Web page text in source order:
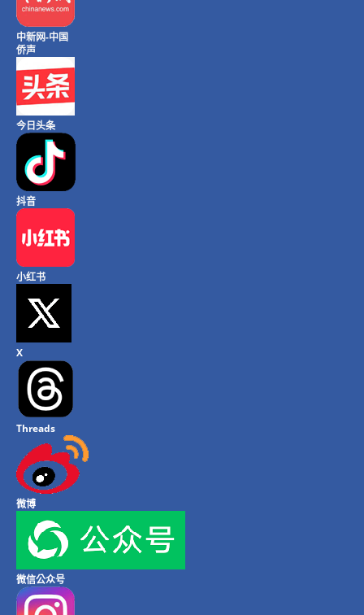
中新网-中国
侨声
今日头条
抖音
小红书
X
Threads
微博
微信公众号